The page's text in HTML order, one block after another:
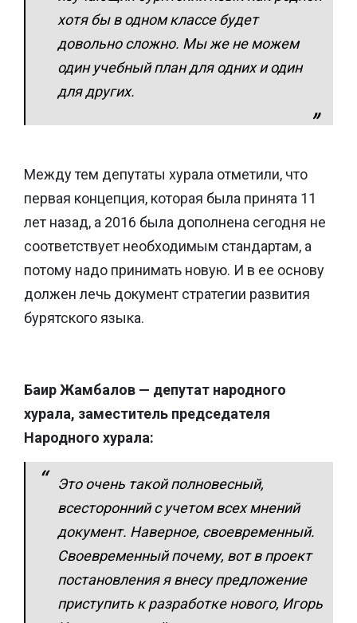
хотя бы в одном классе будет
довольно сложно. Мы же не можем
один учебный план для одних и один
для других.
Между тем депутаты хурала отметили, что
первая концепция, которая была принята 11
лет назад, а 2016 была дополнена сегодня не
соответствует необходимым стандартам, а
потому надо принимать новую. И в ее основу
должен лечь документ стратегии развития
бурятского языка.
Баир Жамбалов — депутат народного
хурала, заместитель председателя
Народного хурала:
Это очень такой полновесный,
всесторонний с учетом всех мнений
документ. Наверное, своевременный.
Своевременный почему, вот в проект
постановления я внесу предложение
приступить к разработке нового, Игорь